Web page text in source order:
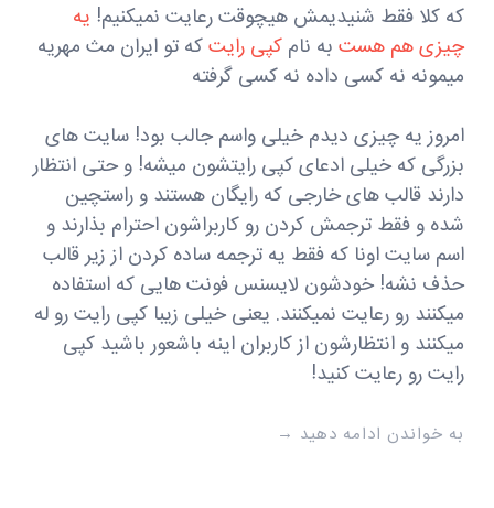
که کلا فقط شنیدیمش هیچوقت رعایت نمیکنیم! یه
چیزی هم هست به نام کپی رایتکه تو ایران مث مهریه
میمونه نه کسی داده نه کسی گرفته
امروز یه چیزی دیدم خیلی واسم جالب بود! سایت های
بزرگی که خیلی ادعای کپی رایتشون میشه! و حتی انتظار
دارند قالب های خارجی که رایگان هستند و راستچین
شده و فقط ترجمش کردن رو کاربراشون احترام بذارند و
اسم سایت اونا که فقط یه ترجمه ساده کردن از زیر قالب
حذف نشه! خودشون لایسنس فونت هایی که استفاده
میکنند رو رعایت نمیکنند. یعنی خیلی زیبا کپی رایت رو له
میکنند و انتظارشون از کاربران اینه باشعور باشید کپی
رایت رو رعایت کنید!
به خواندن ادامه دهید →